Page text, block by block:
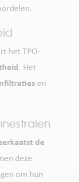
het TPO-
. Het
en
de
deze
om hun